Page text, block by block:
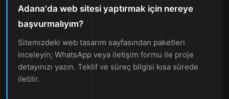
Adana'da web sitesi yaptırmak için nereye
başvurmalıyım?
Sitemizdeki web tasarım sayfasından paketleri
inceleyin; WhatsApp veya iletişim formu ile proje
detayınızı yazın. Teklif ve süreç bilgisi kısa sürede
iletilir.